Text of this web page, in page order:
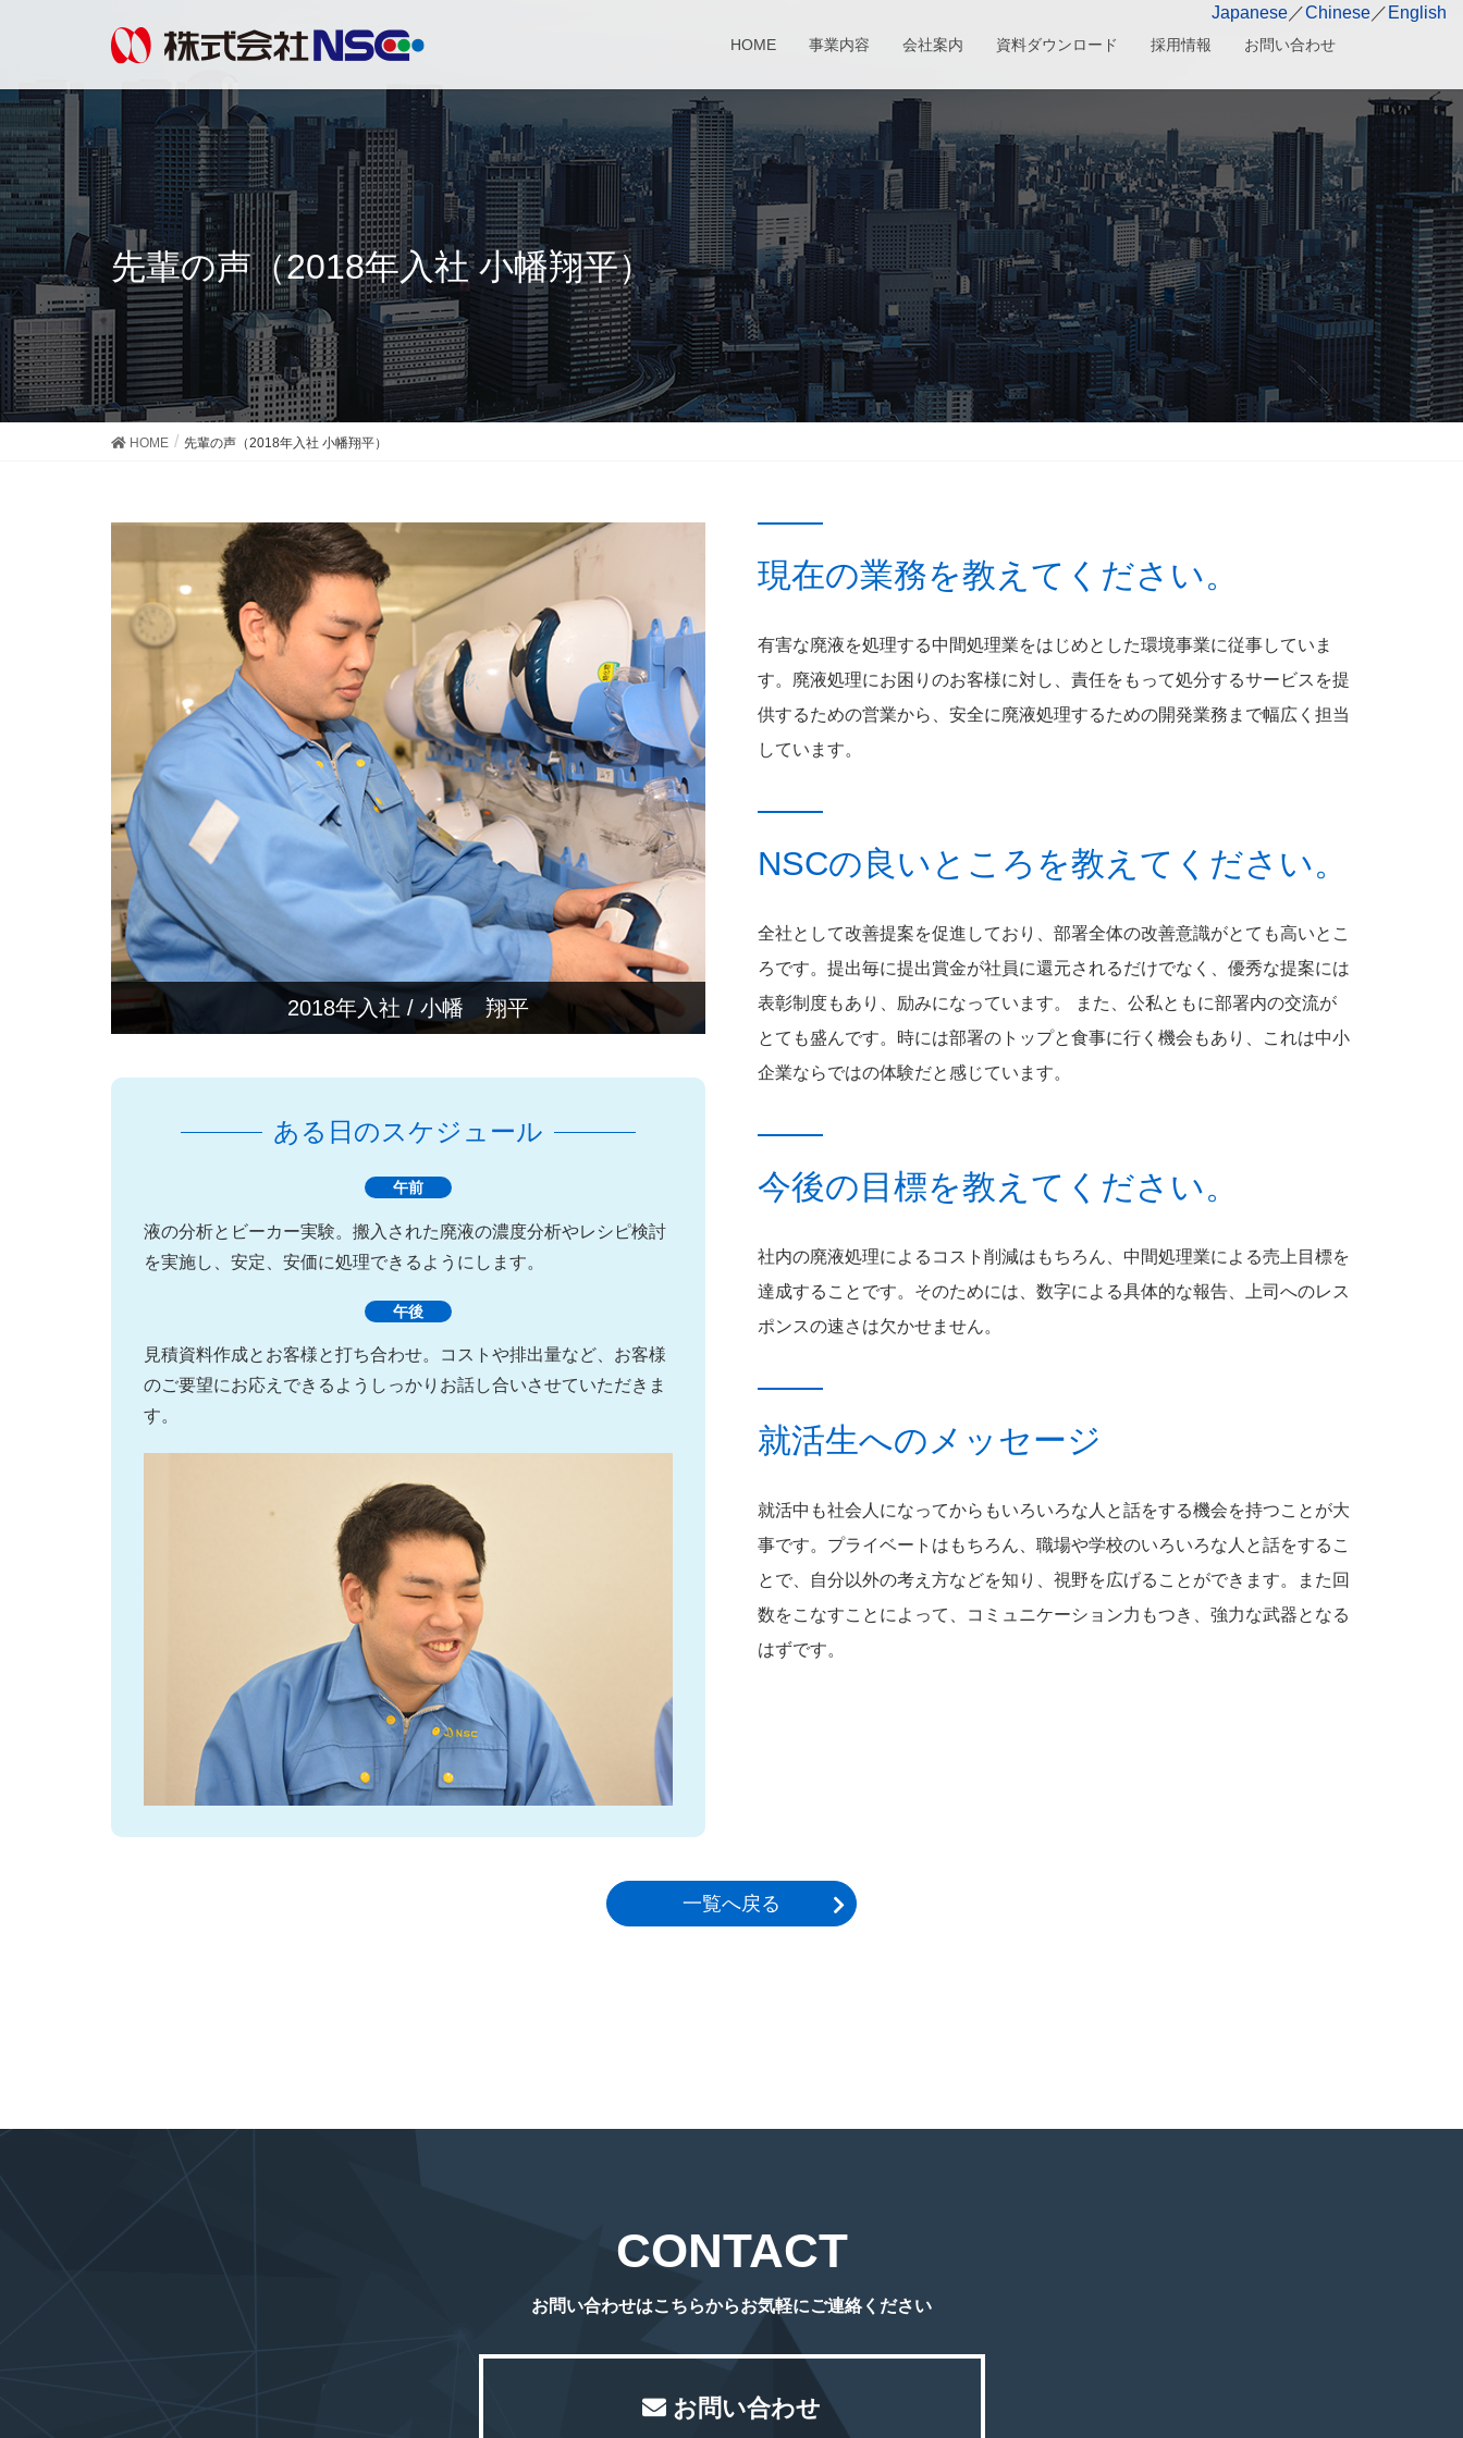
HOME 事業内容 会社案内 資料ダウンロード 採用情報 お問い合わせ
Japanese ／Chinese ／ English
先輩の声（2018年入社 小幡翔平）
HOME 先輩の声（2018年入社 小幡翔平）
2018年入社 / 小幡 翔平
ある日のスケジュール
午前
液の分析とビーカー実験。搬入された廃液の濃度分析やレシピ検討
を実施し、安定、安価に処理できるようにします。
午後
見積資料作成とお客様と打ち合わせ。コストや排出量など、お客様
のご要望にお応えできるようしっかりお話し合いさせていただきま
す。
現在の業務を教えてください。
有害な廃液を処理する中間処理業をはじめとした環境事業に従事していま
す。廃液処理にお困りのお客様に対し、責任をもって処分するサービスを提
供するための営業から、安全に廃液処理するための開発業務まで幅広く担当
しています。
NSCの良いところを教えてください。
全社として改善提案を促進しており、部署全体の改善意識がとても高いとこ
ろです。提出毎に提出賞金が社員に還元されるだけでなく、優秀な提案には
表彰制度もあり、励みになっています。 また、公私ともに部署内の交流が
とても盛んです。時には部署のトップと食事に行く機会もあり、これは中小
企業ならではの体験だと感じています。
今後の目標を教えてください。
社内の廃液処理によるコスト削減はもちろん、中間処理業による売上目標を
達成することです。そのためには、数字による具体的な報告、上司へのレス
ポンスの速さは欠かせません。
就活生へのメッセージ
就活中も社会人になってからもいろいろな人と話をする機会を持つことが大
事です。プライベートはもちろん、職場や学校のいろいろな人と話をするこ
とで、自分以外の考え方などを知り、視野を広げることができます。また回
数をこなすことによって、コミュニケーション力もつき、強力な武器となる
はずです。
一覧へ戻る
CONTACT
お問い合わせはこちらからお気軽にご連絡ください
お問い合わせ